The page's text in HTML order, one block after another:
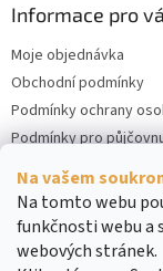
Na vašem
Na tomto webu
funkčnosti webu a
webových stránek.
Informace pro
Moje objednávka
Obchodní podmínky
Podmínky ochrany
Podmínky pro
Kontakty
Cookies